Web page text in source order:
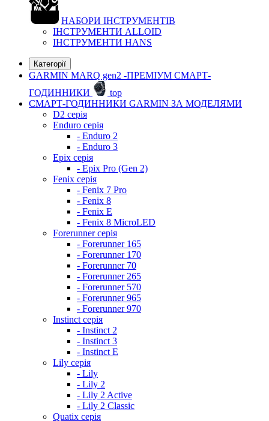
НАБОРИ ІНСТРУМЕНТІВ
ІНСТРУМЕНТИ ALLOID
ІНСТРУМЕНТИ HANS
Категорії
GARMIN MARQ gen2 -ПРЕМІУМ СМАРТ-
ГОДИННИКИ
top
СМАРТ-ГОДИННИКИ GARMIN ЗА МОДЕЛЯМИ
D2 серія
Enduro серія
- Enduro 2
- Enduro 3
Epix серія
- Epix Pro (Gen 2)
Fenix серія
- Fenix 7 Pro
- Fenix 8
- Fenix ​​E
- Fenix 8 MicroLED
Forerunner серія
- Forerunner 165
- Forerunner 170
- Forerunner 70
- Forerunner 265
- Forerunner 570
- Forerunner 965
- Forerunner 970
Instinct серія
- Instinct 2
- Instinct 3
- Instinct E
Lily серія
- Lily
- Lily 2
- Lily 2 Active
- Lily 2 Classic
Quatix серія